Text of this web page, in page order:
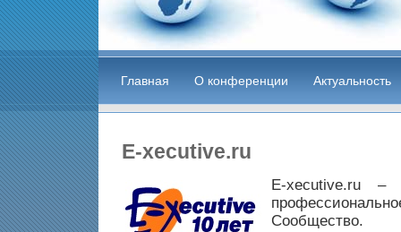
Главная О конференции Актуальность
E-xecutive.ru
E-xecutive.ru
Сообщество.